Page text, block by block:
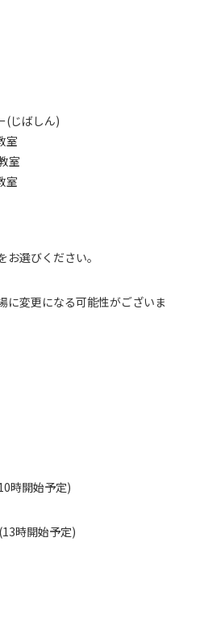
(じばしん)
室
室
室
選びください。
変更になる可能性がございま
時開始予定)
開始予定)